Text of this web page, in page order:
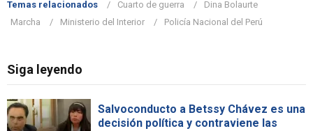
Temas relacionados Cuarto de guerra
Dina Bolaurte
Marcha
Ministerio del Interior Policía Nacional del Perú
Siga leyendo
Salvoconducto a Betssy Chávez es una
decisión política y contraviene las